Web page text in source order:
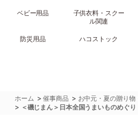
ベビー用品
子供衣料・スクー
ル関連
防災用品 ハコストック
ホーム >催事商品 > お中元・夏の贈り物
> ＜磯じまん＞日本全国うまいものめぐり